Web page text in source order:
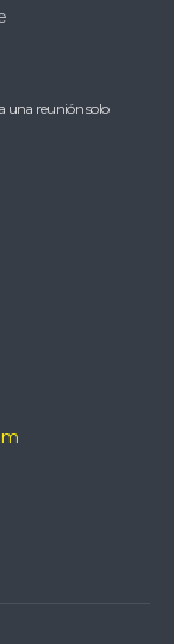
una reunión solo